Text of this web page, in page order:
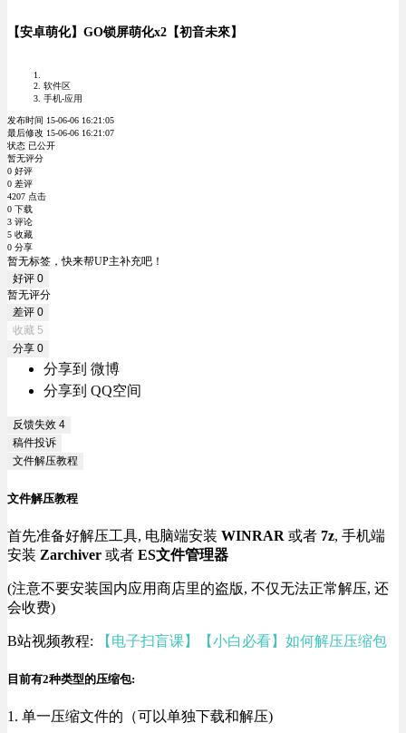
【安卓萌化】GO锁屏萌化x2【初音未來】
软件区
手机-应用
发布时间 15-06-06 16:21:05
最后修改 15-06-06 16:21:07
状态 已公开
暂无评分
0 好评
0 差评
4207 点击
0 下载
3 评论
5 收藏
0 分享
暂无标签，快来帮UP主补充吧！
好评 0
暂无评分
差评 0
收藏 5
分享 0
分享到 微博
分享到 QQ空间
反馈失效 4
稿件投诉
文件解压教程
文件解压教程
首先准备好解压工具, 电脑端安装 WINRAR 或者 7z, 手机端
安装 Zarchiver 或者 ES文件管理器
(注意不要安装国内应用商店里的盗版, 不仅无法正常解压, 还
会收费)
B站视频教程: 【电子扫盲课】【小白必看】如何解压压缩包
目前有2种类型的压缩包:
1. 单一压缩文件的（可以单独下载和解压)